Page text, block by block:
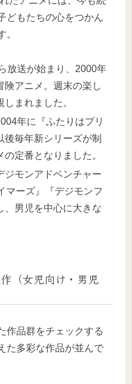
どもたちの心をつかん
。
放送が始まり、2000年
険アニメ。週末の楽し
まれました。
年に『ふたりはプリ
後毎年新シリーズが制
定番となりました。
ジモンアドベンチャー
マーズ』『デジモンフ
、男児を中心に大きな
（女児向け・男児
作品群をチェックする
た多彩な作品が並んで